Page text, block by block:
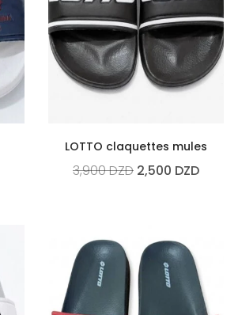
LOTTO claquettes mules
3,900DZD 2,500 DZD